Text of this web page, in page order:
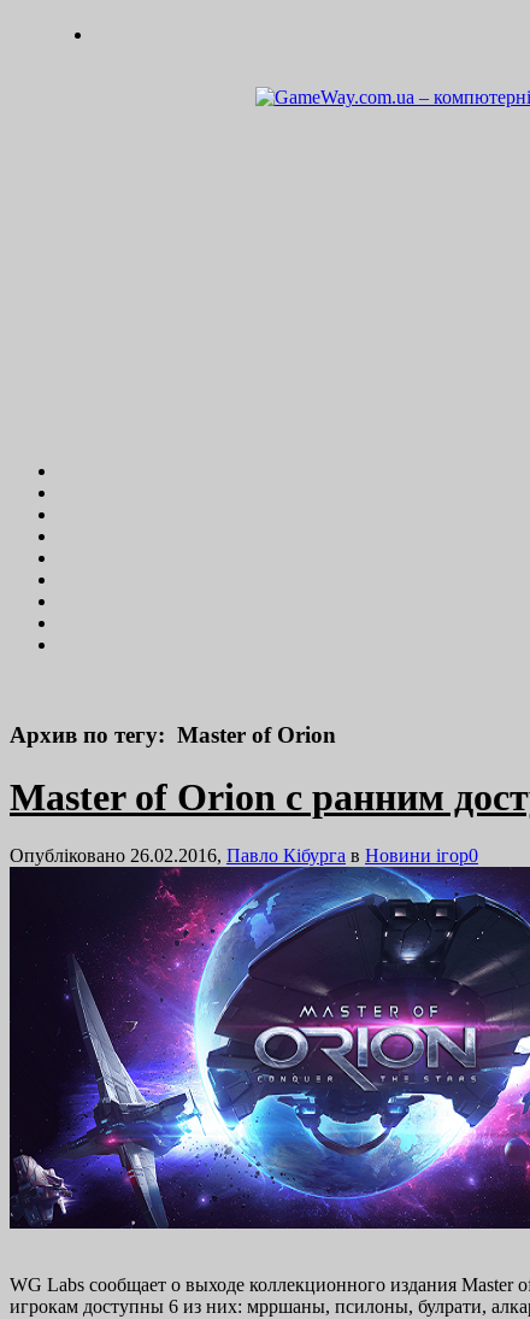
Архив по тегу: Master of Orion
Master of Orion с ранним
Опубліковано 26.02.2016, Павло Кібурга в Новини ігор0
WG Labs сообщает о выходе коллекционного издания Master
игрокам доступны 6 из них: мрршаны, псилоны, булрати,